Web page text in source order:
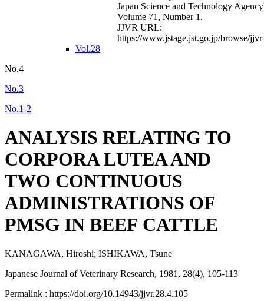
Japan Science and Technology
Volume 71, Number 1.
JJVR URL:
https://www.jstage.jst.go.jp/browse/jjvr
Vol.28
No.4
No.3
No.1-2
ANALYSIS RELATING TO
CORPORA LUTEA AND
TWO CONTINUOUS
ADMINISTRATIONS OF
PMSG IN BEEF CATTLE
KANAGAWA, Hiroshi; ISHIKAWA, Tsune
Japanese Journal of Veterinary Research, 1981, 28(4), 105-113
Permalink : https://doi.org/10.14943/jjvr.28.4.105